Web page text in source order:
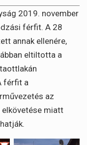
2019. november
férfit. A 28
annak ellenére,
eltiltotta a
férfit a
az
miatt